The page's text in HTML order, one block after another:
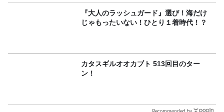
『大人のラッシュガード』選び！海だけ
じゃもったいない！ひとり１着時代！？
カタスギルオオカブト 513回目のター
ン！